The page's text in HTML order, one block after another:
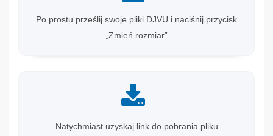
Po prostu prześlij swoje pliki DJVU i naciśnij przycisk
„Zmień rozmiar”
Natychmiast uzyskaj link do pobrania pliku